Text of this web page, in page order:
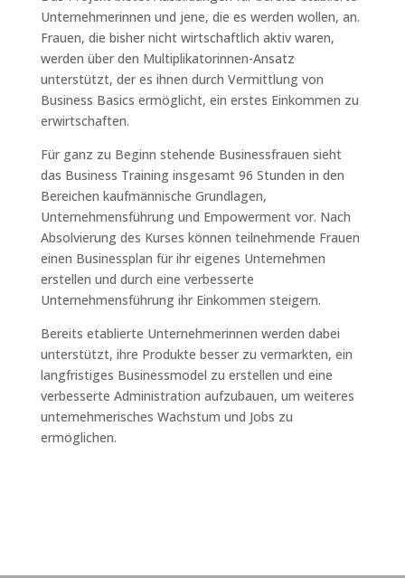
Unternehmerinnen und jene, die es werden wollen, an.
Frauen, die bisher nicht wirtschaftlich aktiv waren,
werden über den Multiplikatorinnen-Ansatz
unterstützt, der es ihnen durch Vermittlung von
Business Basics ermöglicht, ein erstes Einkommen zu
erwirtschaften.
Für ganz zu Beginn stehende Businessfrauen sieht
das Business Training insgesamt 96 Stunden in den
Bereichen kaufmännische Grundlagen,
Unternehmensführung und Empowerment vor. Nach
Absolvierung des Kurses können teilnehmende Frauen
einen Businessplan für ihr eigenes Unternehmen
erstellen und durch eine verbesserte
Unternehmensführung ihr Einkommen steigern.
Bereits etablierte Unternehmerinnen werden dabei
unterstützt, ihre Produkte besser zu vermarkten, ein
langfristiges Businessmodel zu erstellen und eine
verbesserte Administration aufzubauen, um weiteres
unternehmerisches Wachstum und Jobs zu
ermöglichen.